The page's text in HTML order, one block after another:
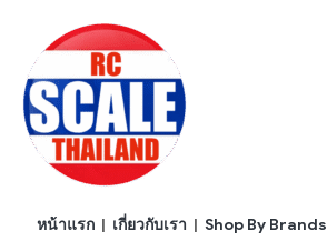
หน้าแรก | เกี่ยวกับเรา | Shop By Brands